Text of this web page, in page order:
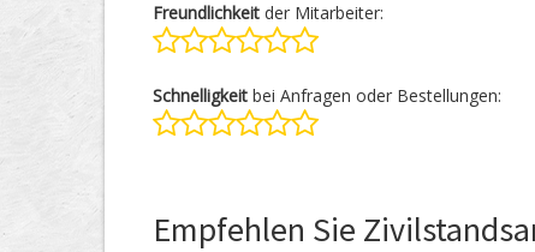
Freundlichkeit der Mitarbeiter:
Schnelligkeit bei Anfragen oder Bestellungen:
Empfehlen Sie